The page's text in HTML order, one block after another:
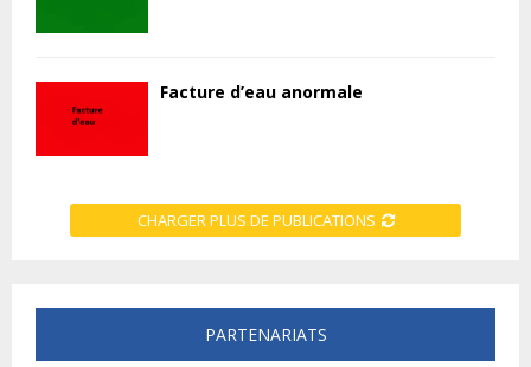
Facture d’eau anormale
CHARGER PLUS DE PUBLICATIONS
PARTENARIATS